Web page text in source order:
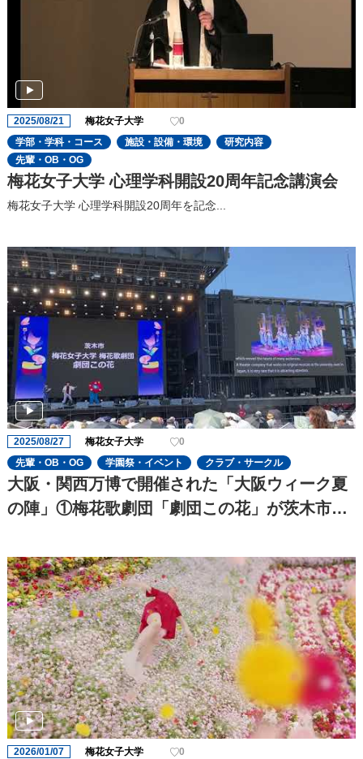
2025/08/21 梅花女子大学
0
学部・学科・コース
施設・設備・環境
研究内容
先輩・OB・OG
梅花女子大学 心理学科開設20周年記念講演会
梅花女子大学 心理学科開設20周年を記念...
2025/08/27 梅花女子大学
0
先輩・OB・OG
学園祭・イベント クラブ・サークル
大阪・関西万博で開催された「大阪ウィーク夏
の陣」①梅花歌劇団「劇団この花」が茨木市代
2026/01/07 梅花女子大学
0